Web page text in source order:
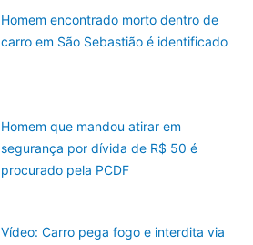
Homem encontrado morto dentro de
carro em São Sebastião é identificado
Homem que mandou atirar em
segurança por dívida de R$ 50 é
procurado pela PCDF
Vídeo: Carro pega fogo e interdita via